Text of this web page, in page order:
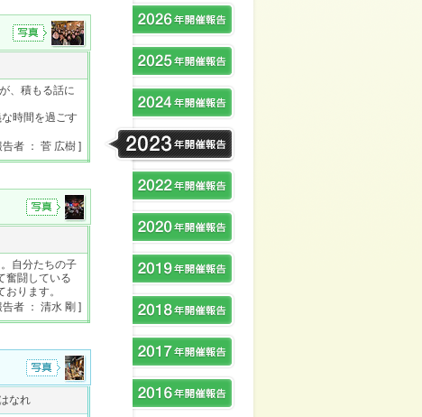
、積もる話に
時間を過ごす
告者 ： 菅 広樹 ]
自分たちの子
奮闘している
ります。
告者 ： 清水 剛 ]
なれ